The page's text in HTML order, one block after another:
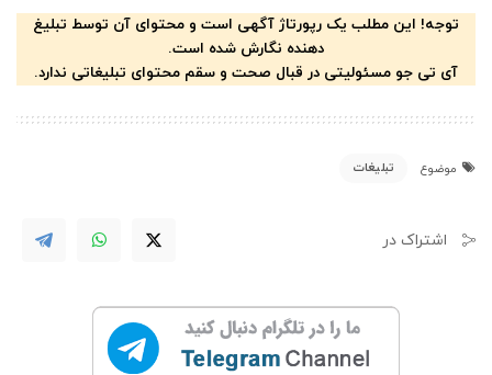
توجه! این مطلب یک رپورتاژ آگهی است و محتوای آن توسط تبلیغ
دهنده نگارش شده است.
آی تی جو مسئولیتی در قبال صحت و سقم محتوای تبلیغاتی ندارد.
موضوع تبلیغات
اشتراک در